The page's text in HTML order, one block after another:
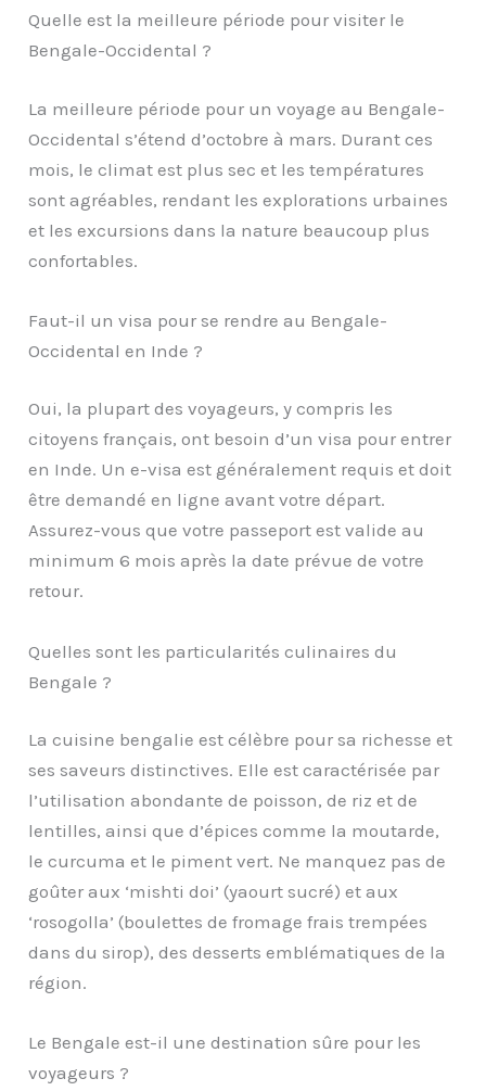
Quelle est la meilleure période pour visiter le
Bengale-Occidental ?
La meilleure période pour un voyage au Bengale-
Occidental s’étend d’octobre à mars. Durant ces
mois, le climat est plus sec et les températures
sont agréables, rendant les explorations urbaines
et les excursions dans la nature beaucoup plus
confortables.
Faut-il un visa pour se rendre au Bengale-
Occidental en Inde ?
Oui, la plupart des voyageurs, y compris les
citoyens français, ont besoin d’un visa pour entrer
en Inde. Un e-visa est généralement requis et doit
être demandé en ligne avant votre départ.
Assurez-vous que votre passeport est valide au
minimum 6 mois après la date prévue de votre
retour.
Quelles sont les particularités culinaires du
Bengale ?
La cuisine bengalie est célèbre pour sa richesse et
ses saveurs distinctives. Elle est caractérisée par
l’utilisation abondante de poisson, de riz et de
lentilles, ainsi que d’épices comme la moutarde,
le curcuma et le piment vert. Ne manquez pas de
goûter aux ‘mishti doi’ (yaourt sucré) et aux
‘rosogolla’ (boulettes de fromage frais trempées
dans du sirop), des desserts emblématiques de la
région.
Le Bengale est-il une destination sûre pour les
voyageurs ?